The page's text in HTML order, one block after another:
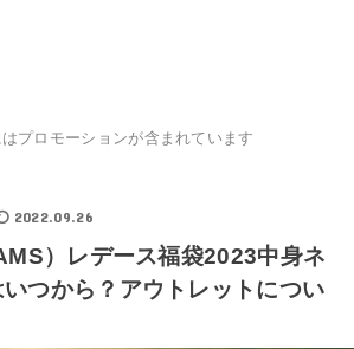
プロモーションが含まれています
2022.09.26
）レデース福袋2023中身ネ
つから？アウトレットについ